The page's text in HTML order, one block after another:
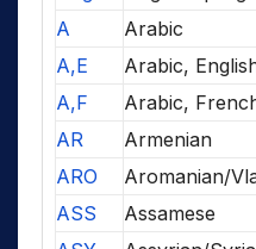
A
Arabic
A,E
Arabic,
A,F
Arabic,
AR
Armenian
ARO
Aromanian/
ASS
Assamese